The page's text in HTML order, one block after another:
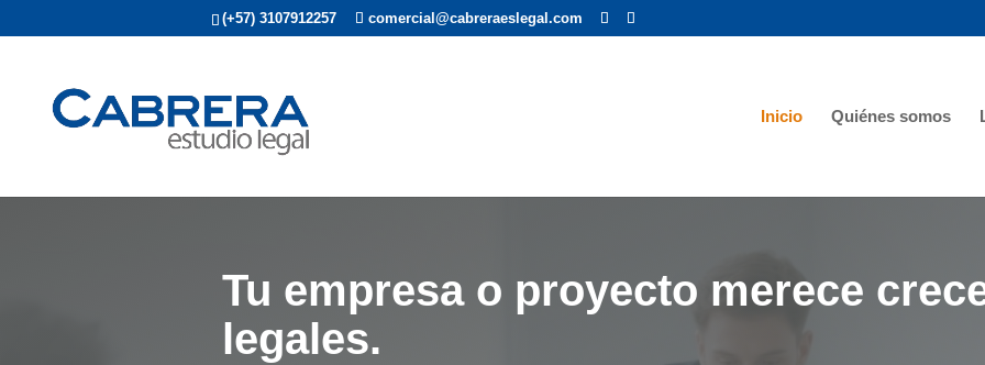
(+57) 3107912257 comercial@cabreraeslegal.com
Inicio Quiénes somos
Tu empresa o proyecto merece
legales.